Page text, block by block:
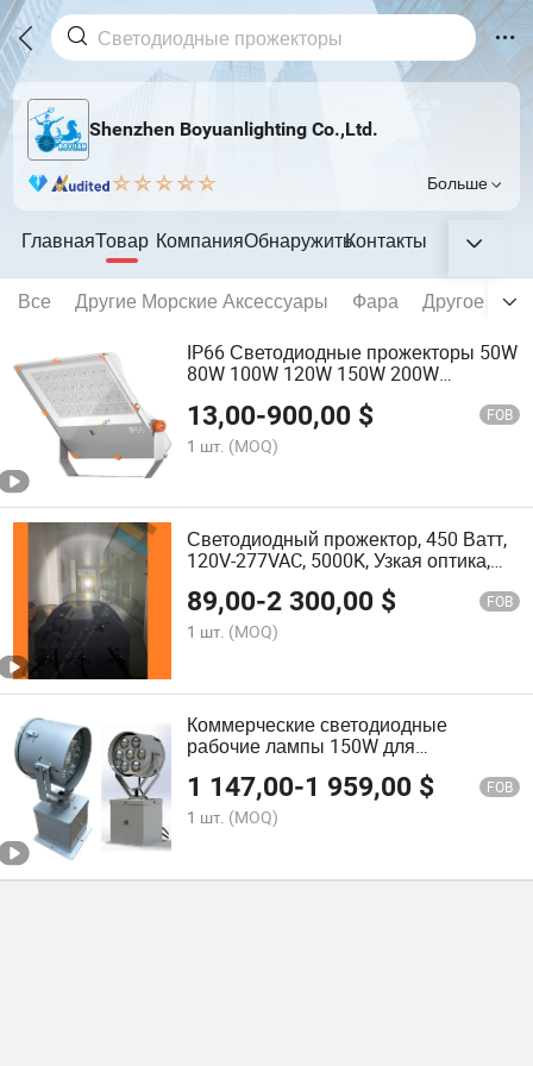
Shenzhen Boyuanlighting Co.,Ltd.
Больше
ГлавнаяТовар КомпанияОбнаружитьКонтакты
Все Другие Морские Аксессуары Фара
Другое
IP66 Светодиодные прожекторы 50W
80W 100W 120W 150W 200W
13,00-900,00 $ FOB
1 шт. (MOQ)
Светодиодный прожектор, 450 Ватт,
120V-277VAC, 5000K, Узкая оптика,
IP66, Морское освещение
89,00-2 300,00 $ FOB
1 шт. (MOQ)
Коммерческие светодиодные
рабочие лампы 150W для
профессиональных рабочих лодок
дальнего света 3000m
1 147,00-1 959,00 $ FOB
1 шт. (MOQ)